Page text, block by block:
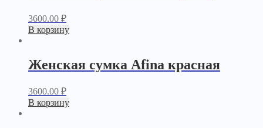
3600.00 ₽
В корзину
Женская сумка Afina красная
3600.00 ₽
В корзину